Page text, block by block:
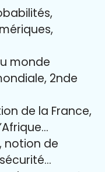
monde
2nde
de la France,
notion de